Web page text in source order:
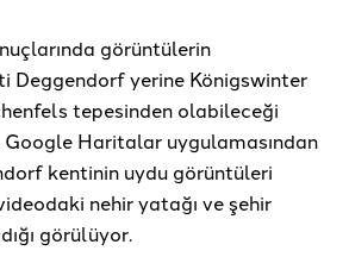
görüntülerin
Deggendorf yerine Königswinter
tepesinden olabileceği
Google Haritalar uygulamasından
kentinin uydu görüntüleri
nehir yatağı ve şehir
görülüyor.